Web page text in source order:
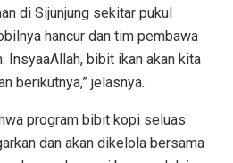
di Sijunjung sekitar pukul
hancur dan tim pembawa
InsyaaAllah, bibit ikan akan kita
berikutnya,” jelasnya.
program bibit kopi seluas
dan akan dikelola bersama